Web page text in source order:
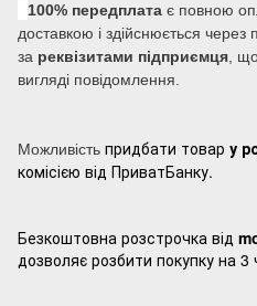
100% передплата є повною
доставкою і здійснюється через
за реквізитами підприємця ,
вигляді повідомлення.
Можливість придбати товар у
комісією від ПриватБанку.
Безкоштовна розстрочка від
дозволяє розбити покупку на 3